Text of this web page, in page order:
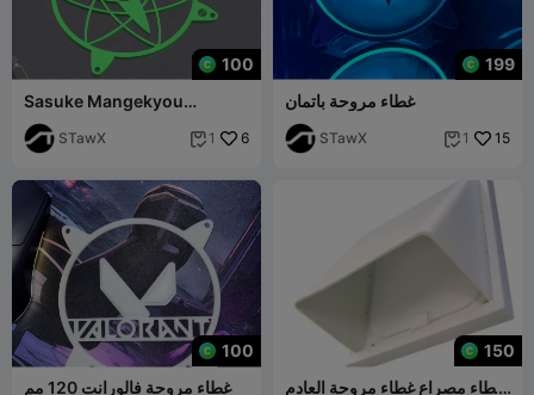
100
Sasuke Mangekyou
Sharingan Fan Cover
STawX  1 6
199
غطاء مروحة باتمان
STawX  1 15
100
غطاء مروحة فالورانت 120 مم
150
غطاء مصراع غطاء مروحة العادم